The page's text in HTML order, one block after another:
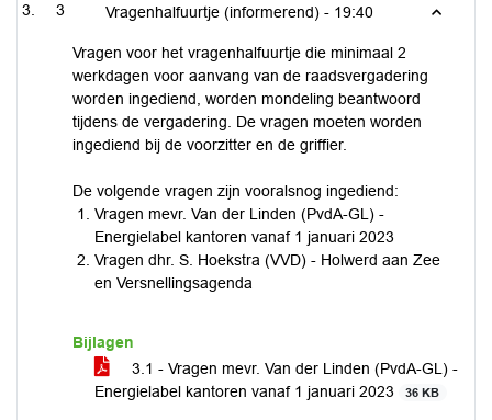
3 Vragenhalfuurtje (informerend) - 19:40
Vragen voor het vragenhalfuurtje die minimaal 2
werkdagen voor aanvang van de raadsvergadering
worden ingediend, worden mondeling beantwoord
tijdens de vergadering. De vragen moeten worden
ingediend bij de voorzitter en de griffier.
De volgende vragen zijn vooralsnog ingediend:
Vragen mevr. Van der Linden (PvdA-GL) -
Energielabel kantoren vanaf 1 januari 2023
Vragen dhr. S. Hoekstra (VVD) - Holwerd aan Zee
en Versnellingsagenda
Bijlagen
3.1 - Vragen mevr. Van der Linden (PvdA-GL) -
Energielabel kantoren vanaf 1 januari 2023
36 KB